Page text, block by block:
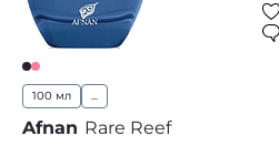
100 мл ...
Afnan Rare Reef